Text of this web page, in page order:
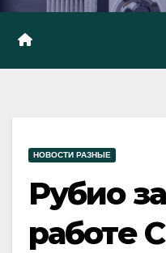
НОВОСТИ РАЗНЫЕ
Рубио
работе